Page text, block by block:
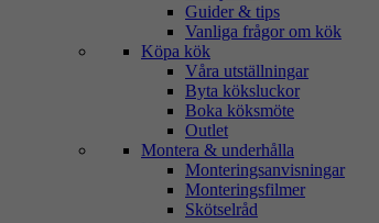
Guider & tips
Vanliga frågor om kök
Köpa kök
Våra utställningar
Byta köksluckor
Boka köksmöte
Outlet
Montera & underhålla
Monteringsanvisningar
Monteringsfilmer
Skötselråd